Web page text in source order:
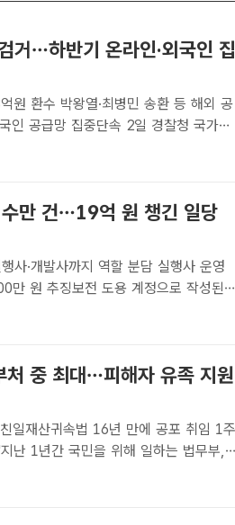
거…하반기 온라인·외국인 집
원 환수 박왕열·최병민 송환 등 해외 공
중단속 2일 경찰청 국가수
터 6월까지 실시한 상반기 마약류 범죄
만 건…19억 원 챙긴 일당
사·개발사까지 역할 분담 실행사 운영
도용 계정으로 작성된
=손연우 기자] 도용 계정으로 허위 후
중 최대…피해자 유족 지원
산귀속법 16년 만에 공포 취임 1주
난 1년간 국민을 위해 일하는 법무부,
무부가 되기 위해 현장에서 답을 찾아